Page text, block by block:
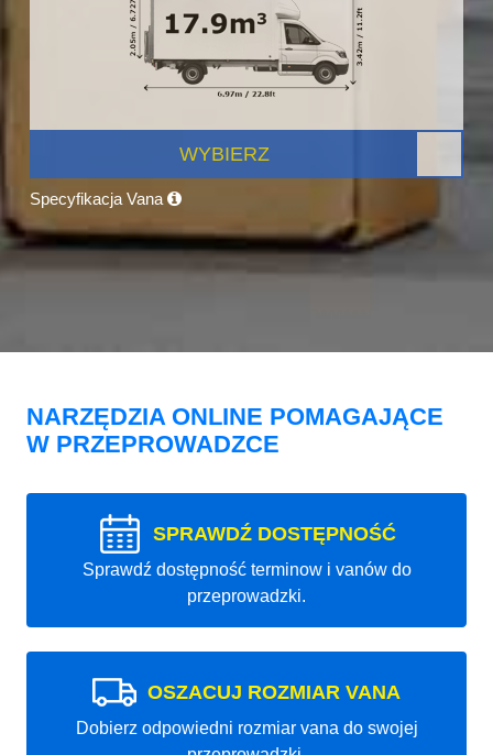
WYBIERZ
Specyfikacja Vana
NARZĘDZIA ONLINE POMAGAJĄCE
W PRZEPROWADZCE
SPRAWDŹ DOSTĘPNOŚĆ
Sprawdź dostępność terminow i vanów do
przeprowadzki.
OSZACUJ ROZMIAR VANA
Dobierz odpowiedni rozmiar vana do swojej